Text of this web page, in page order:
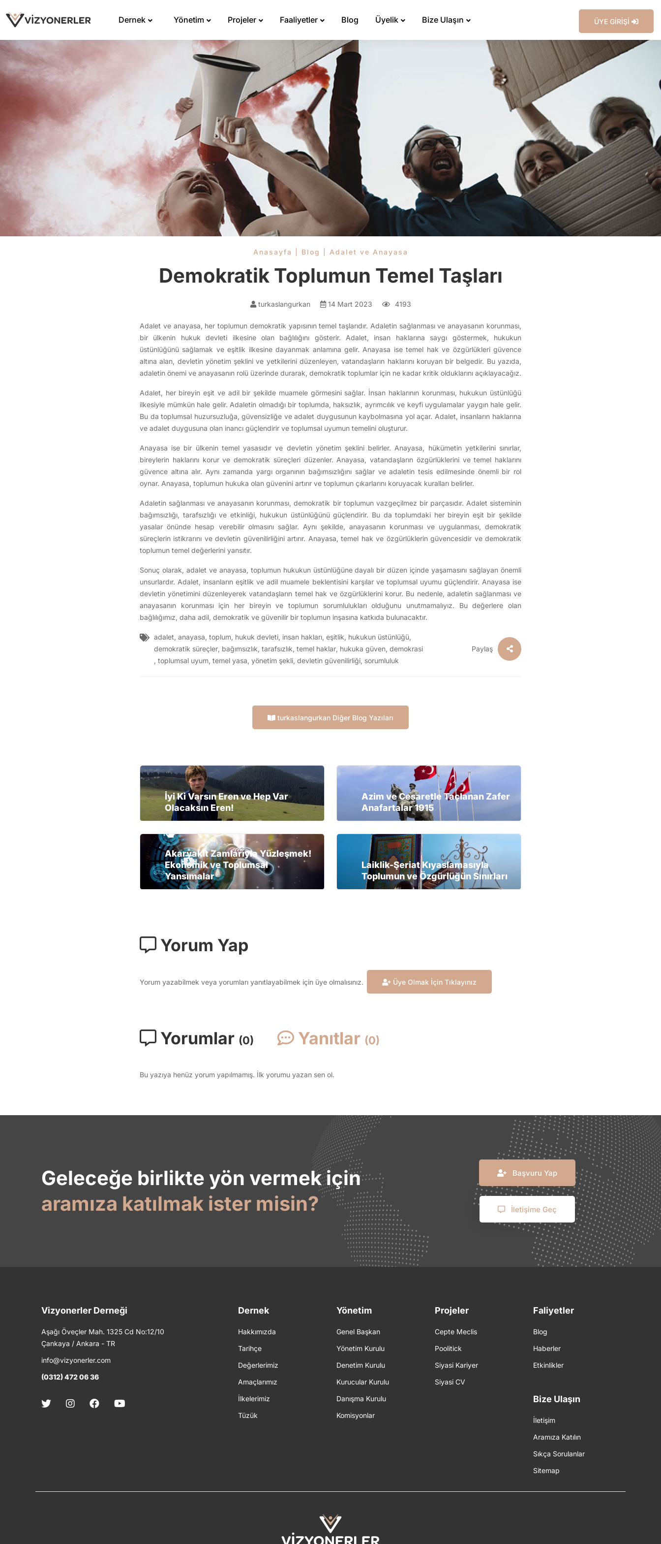
Dernek Yönetim Projeler Faaliyetler Blog Üyelik Bize Ulaşın ÜYE GİRİŞİ
Anasayfa Blog Adalet ve Anayasa
Demokratik Toplumun Temel Taşları
turkaslangurkan 14 Mart 2023 4193
Adalet ve anayasa, her toplumun demokratik yapısının temel taşlarıdır. Adaletin sağlanması ve anayasanın korunması,
bir ülkenin hukuk devleti ilkesine olan bağlılığını gösterir. Adalet, insan haklarına saygı göstermek, hukukun
üstünlüğünü sağlamak ve eşitlik ilkesine dayanmak anlamına gelir. Anayasa ise temel hak ve özgürlükleri güvence
altına alan, devletin yönetim şeklini ve yetkilerini düzenleyen, vatandaşların haklarını koruyan bir belgedir. Bu yazıda,
adaletin önemi ve anayasanın rolü üzerinde durarak, demokratik toplumlar için ne kadar kritik olduklarını açıklayacağız.
Adalet, her bireyin eşit ve adil bir şekilde muamele görmesini sağlar. İnsan haklarının korunması, hukukun üstünlüğü
ilkesiyle mümkün hale gelir. Adaletin olmadığı bir toplumda, haksızlık, ayrımcılık ve keyfi uygulamalar yaygın hale gelir.
Bu da toplumsal huzursuzluğa, güvensizliğe ve adalet duygusunun kaybolmasına yol açar. Adalet, insanların haklarına
ve adalet duygusuna olan inancı güçlendirir ve toplumsal uyumun temelini oluşturur.
Anayasa ise bir ülkenin temel yasasıdır ve devletin yönetim şeklini belirler. Anayasa, hükümetin yetkilerini sınırlar,
bireylerin haklarını korur ve demokratik süreçleri düzenler. Anayasa, vatandaşların özgürlüklerini ve temel haklarını
güvence altına alır. Aynı zamanda yargı organının bağımsızlığını sağlar ve adaletin tesis edilmesinde önemli bir rol
oynar. Anayasa, toplumun hukuka olan güvenini artırır ve toplumun çıkarlarını koruyacak kuralları belirler.
Adaletin sağlanması ve anayasanın korunması, demokratik bir toplumun vazgeçilmez bir parçasıdır. Adalet sisteminin
bağımsızlığı, tarafsızlığı ve etkinliği, hukukun üstünlüğünü güçlendirir. Bu da toplumdaki her bireyin eşit bir şekilde
yasalar önünde hesap verebilir olmasını sağlar. Aynı şekilde, anayasanın korunması ve uygulanması, demokratik
süreçlerin istikrarını ve devletin güvenilirliğini artırır. Anayasa, temel hak ve özgürlüklerin güvencesidir ve demokratik
toplumun temel değerlerini yansıtır.
Sonuç olarak, adalet ve anayasa, toplumun hukukun üstünlüğüne dayalı bir düzen içinde yaşamasını sağlayan önemli
unsurlardır. Adalet, insanların eşitlik ve adil muamele beklentisini karşılar ve toplumsal uyumu güçlendirir. Anayasa ise
devletin yönetimini düzenleyerek vatandaşların temel hak ve özgürlüklerini korur. Bu nedenle, adaletin sağlanması ve
anayasanın korunması için her bireyin ve toplumun sorumlulukları olduğunu unutmamalıyız. Bu değerlere olan
bağlılığımız, daha adil, demokratik ve güvenilir bir toplumun inşasına katkıda bulunacaktır.
adalet, anayasa, toplum, hukuk devleti, insan hakları, eşitlik, hukukun üstünlüğü,
demokratik süreçler, bağımsızlık, tarafsızlık, temel haklar, hukuka güven, demokrasi
, toplumsal uyum, temel yasa, yönetim şekli, devletin güvenilirliği, sorumluluk
Paylaş
turkaslangurkan Diğer Blog Yazıları
İyi Ki Varsın Eren ve Hep Var
Olacaksın Eren!
Azim ve Cesaretle Taçlanan Zafer
Anafartalar 1915
Akaryakıt Zamlarıyla Yüzleşmek!
Ekonomik ve Toplumsal
Yansımalar
Laiklik-Şeriat Kıyaslamasıyla
Toplumun ve Özgürlüğün Sınırları
Yorum Yap
Yorum yazabilmek veya yorumları yanıtlayabilmek için üye olmalısınız. Üye Olmak İçin Tıklayınız
Yorumlar (0) Yanıtlar (0)
Bu yazıya henüz yorum yapılmamış. İlk yorumu yazan sen ol.
Geleceğe birlikte yön vermek için
aramıza katılmak ister misin?
Başvuru Yap
İletişime Geç
Vizyonerler Derneği
Aşağı Öveçler Mah. 1325 Cd No:12/10
Çankaya / Ankara - TR
info@vizyonerler.com
(0312) 472 06 36
Dernek
Hakkımızda
Tarihçe
Değerlerimiz
Amaçlarımız
İlkelerimiz
Tüzük
Yönetim
Genel Başkan
Yönetim Kurulu
Denetim Kurulu
Kurucular Kurulu
Danışma Kurulu
Komisyonlar
Projeler
Cepte Meclis
Poolitick
Siyasi Kariyer
Siyasi CV
Faliyetler
Blog
Haberler
Etkinlikler
Bize Ulaşın
İletişim
Aramıza Katılın
Sıkça Sorulanlar
Sitemap